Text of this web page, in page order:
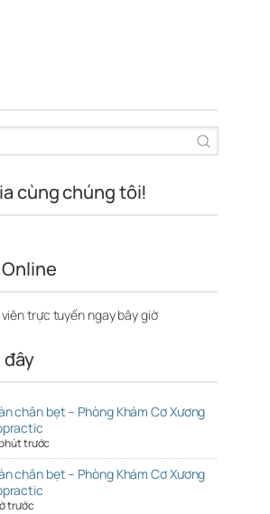
cùng chúng tôi!
trực tuyến ngay bây giờ
đây
chân bẹt – Phòng Khám Cơ Xương
trước
chân bẹt – Phòng Khám Cơ Xương
trước